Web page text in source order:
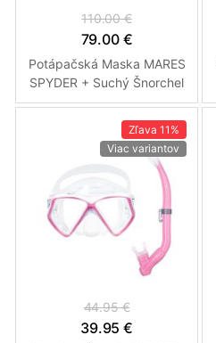
110.00 €
79.00 €
Potápačská Maska MARES
SPYDER + Suchý Šnorchel
ERGO DRY Modrá
Zľava 11%
Viac variantov
44.95 €
39.95 €